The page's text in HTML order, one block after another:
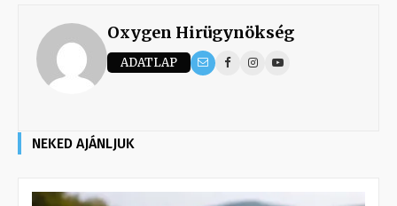
Oxygen Hirügynökség
ADATLAP
NEKED AJÁNLJUK